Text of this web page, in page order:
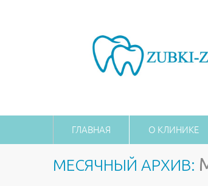
ГЛАВНАЯ О КЛИНИКЕ
МЕСЯЧНЫЙ АРХИВ: